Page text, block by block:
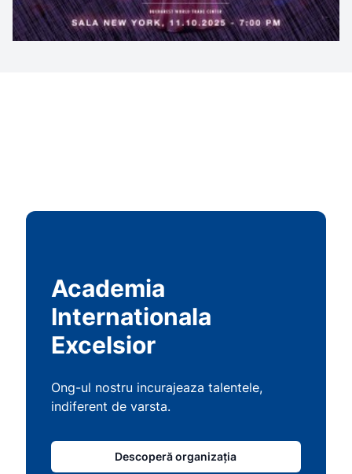
Academia
Internationala
Excelsior
Ong-ul nostru incurajeaza talentele,
indiferent de varsta.
Descoperă organizația